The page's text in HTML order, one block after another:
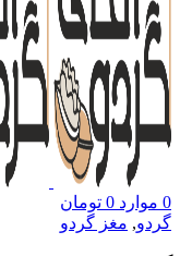
0 موارد 0 تومان
گردو, مغز گردو